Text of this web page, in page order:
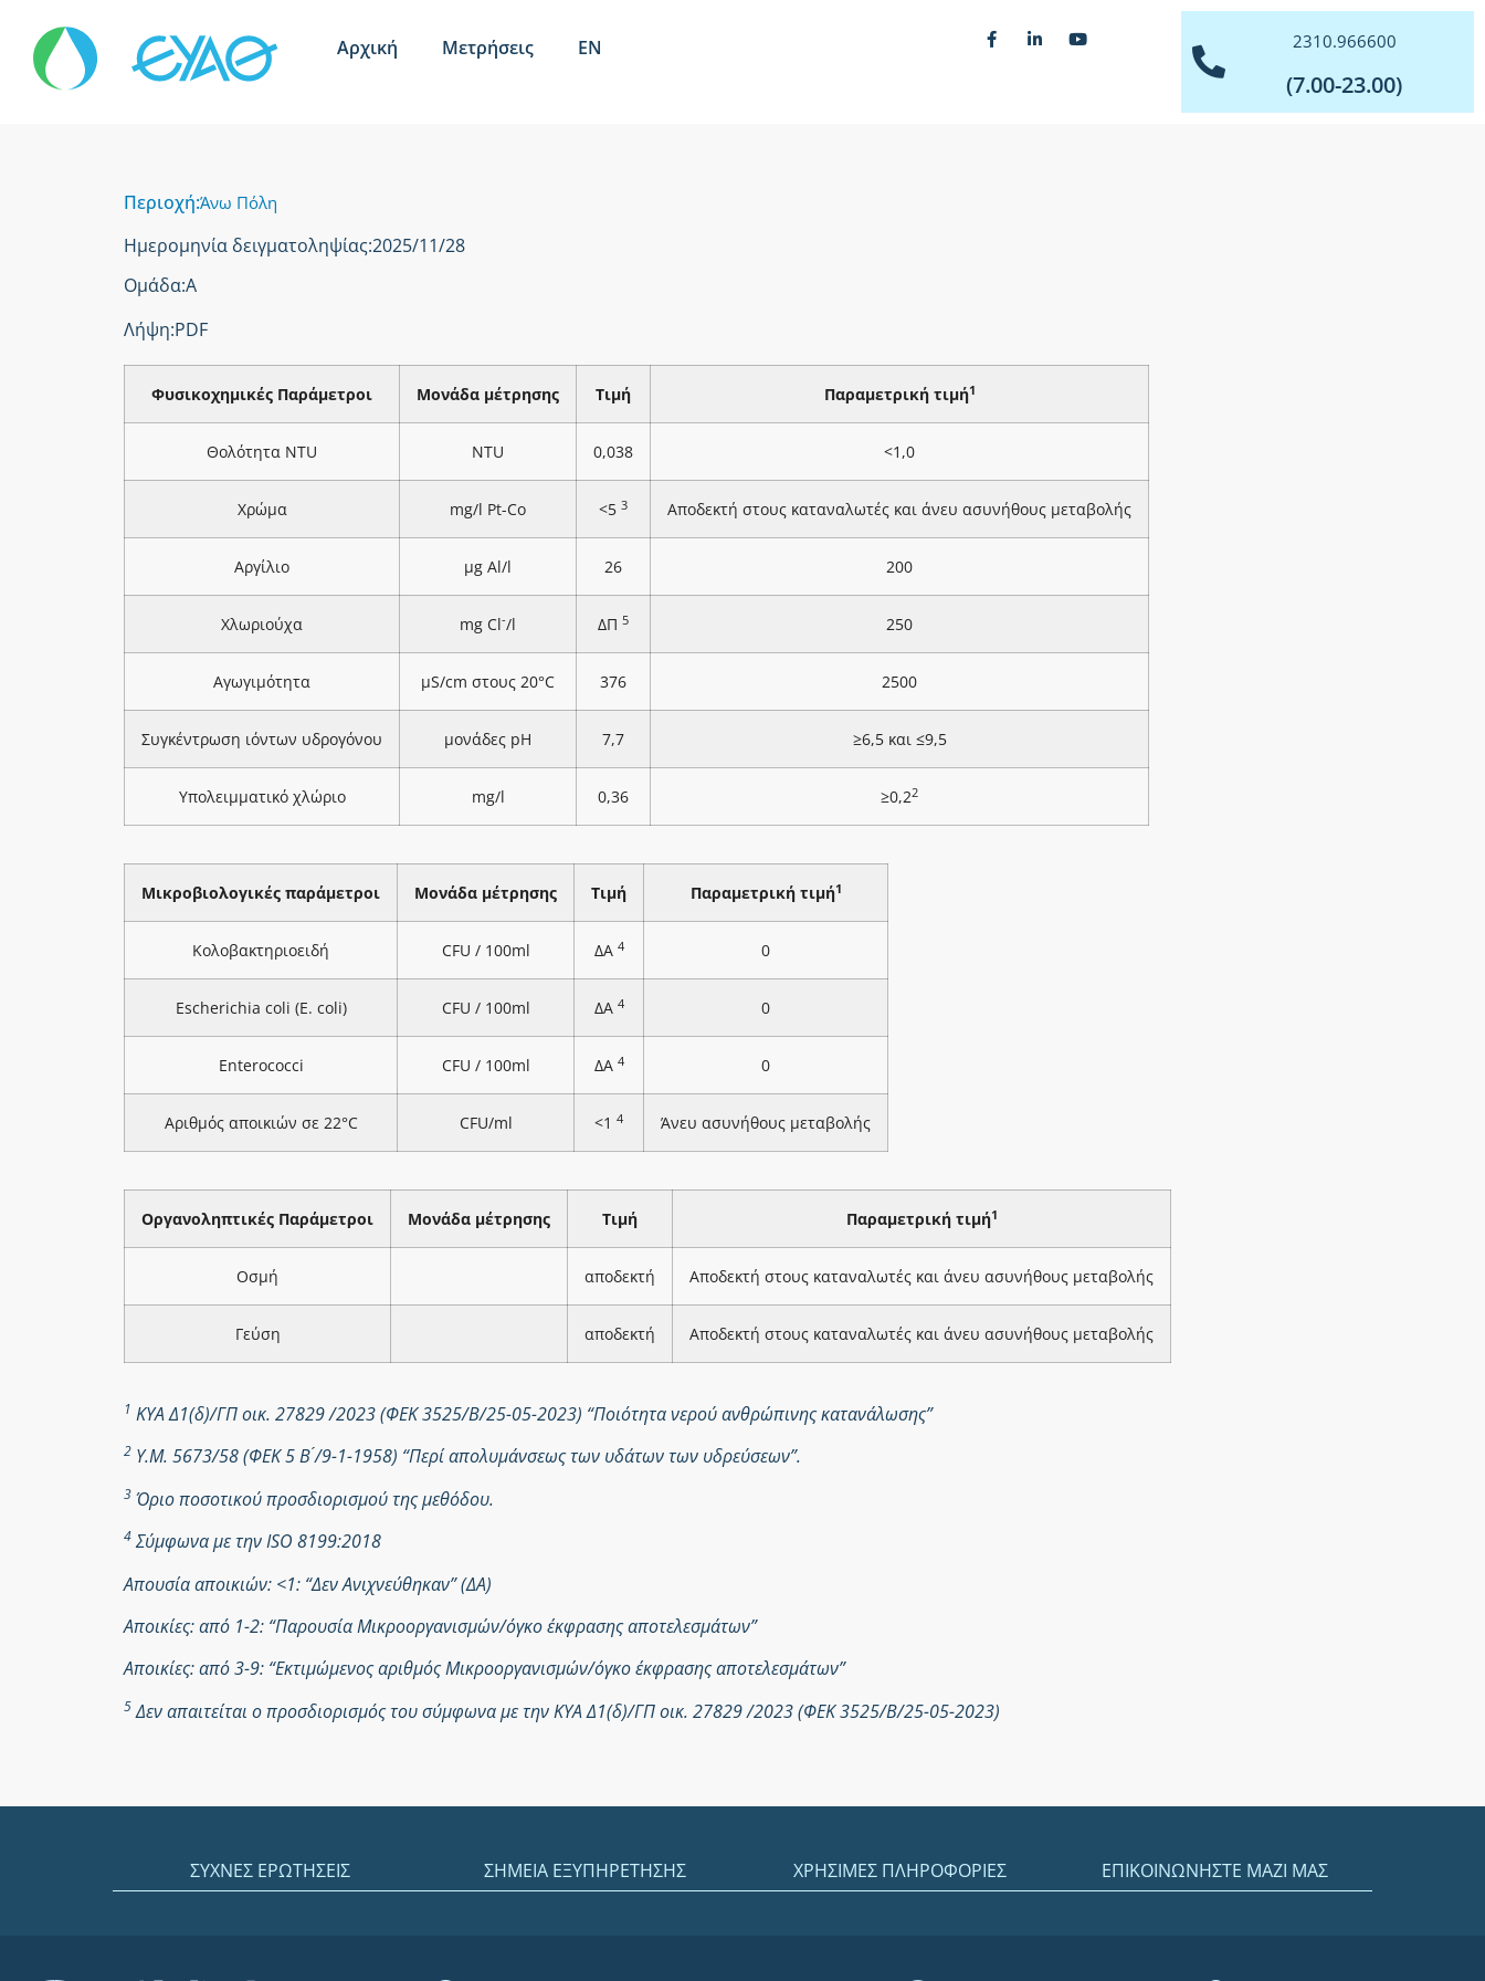
Αρχική Μετρήσεις EN 2310.966600
(7.00-23.00)
Περιοχή:Άνω Πόλη
Ημερομηνία δειγματοληψίας:2025/11/28
Ομάδα:Α
Λήψη:PDF
Φυσικοχημικές Παράμετροι Μονάδα μέτρησης Τιμή Παραμετρική τιμή1
Θολότητα NTU NTU 0,038 <1,0
Χρώμα mg/l Pt-Co <5 3 Αποδεκτή στους καταναλωτές και άνευ ασυνήθους μεταβολής
Αργίλιο μg Al/l 26 200
Χλωριούχα mg Cl-/l ΔΠ 5 250
Αγωγιμότητα μS/cm στους 20°C 376 2500
Συγκέντρωση ιόντων υδρογόνου μονάδες pH 7,7 ≥6,5 και ≤9,5
Υπολειμματικό χλώριο mg/l 0,36 ≥0,22
Μικροβιολογικές παράμετροι Μονάδα μέτρησης Τιμή Παραμετρική τιμή1
Κολοβακτηριοειδή CFU / 100ml ΔΑ 4 0
Escherichia coli (E. coli) CFU / 100ml ΔΑ 4 0
Enterococci CFU / 100ml ΔΑ 4 0
Αριθμός αποικιών σε 22°C CFU/ml <1 4 Άνευ ασυνήθους μεταβολής
Οργανοληπτικές Παράμετροι Μονάδα μέτρησης Τιμή Παραμετρική τιμή1
Οσμή αποδεκτή Αποδεκτή στους καταναλωτές και άνευ ασυνήθους μεταβολής
Γεύση αποδεκτή Αποδεκτή στους καταναλωτές και άνευ ασυνήθους μεταβολής
1 ΚΥΑ Δ1(δ)/ΓΠ οικ. 27829 /2023 (ΦΕΚ 3525/Β/25-05-2023) “Ποιότητα νερού ανθρώπινης κατανάλωσης”
2 Υ.Μ. 5673/58 (ΦΕΚ 5 Β ́/9-1-1958) “Περί απολυμάνσεως των υδάτων των υδρεύσεων”.
3 Όριο ποσοτικού προσδιορισμού της μεθόδου.
4Σύμφωνα με την ISO 8199:2018
Απουσία αποικιών: <1: “Δεν Ανιχνεύθηκαν” (ΔΑ)
Αποικίες: από 1-2: “Παρουσία Μικροοργανισμών/όγκο έκφρασης αποτελεσμάτων”
Αποικίες: από 3-9: “Εκτιμώμενος αριθμός Μικροοργανισμών/όγκο έκφρασης αποτελεσμάτων”
5Δεν απαιτείται ο προσδιορισμός του σύμφωνα με την ΚΥΑ Δ1(δ)/ΓΠ οικ. 27829 /2023 (ΦΕΚ 3525/Β/25-05-2023)
ΣΥΧΝΕΣ ΕΡΩΤΗΣΕΙΣ ΣΗΜΕΙΑ ΕΞΥΠΗΡΕΤΗΣΗΣ ΧΡΗΣΙΜΕΣ ΠΛΗΡΟΦΟΡΙΕΣ ΕΠΙΚΟΙΝΩΝΗΣΤΕ ΜΑΖΙ ΜΑΣ